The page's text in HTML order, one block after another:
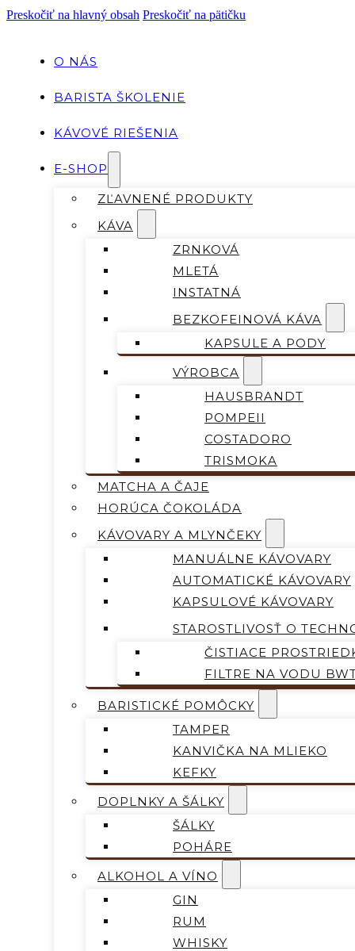
Preskočiť na hlavný obsah Preskočiť na pätičku
O NÁS
BARISTA ŠKOLENIE
KÁVOVÉ RIEŠENIA
E-SHOP
ZĽAVNENÉ PRODUKTY
KÁVA
ZRNKOVÁ
MLETÁ
INSTATNÁ
BEZKOFEINOVÁ KÁVA
KAPSULE A PODY
VÝROBCA
HAUSBRANDT
POMPEII
COSTADORO
TRISMOKA
MATCHA A ČAJE
HORÚCA ČOKOLÁDA
KÁVOVARY A MLYNČEKY
MANUÁLNE KÁVOVARY
AUTOMATICKÉ KÁVOVARY
KAPSULOVÉ KÁVOVARY
STAROSTLIVOSŤ O
ČISTIACE
FILTRE NA VODU
BARISTICKÉ POMÔCKY
TAMPER
KANVIČKA NA MLIEKO
KEFKY
DOPLNKY A ŠÁLKY
ŠÁLKY
POHÁRE
ALKOHOL A VÍNO
GIN
RUM
WHISKY